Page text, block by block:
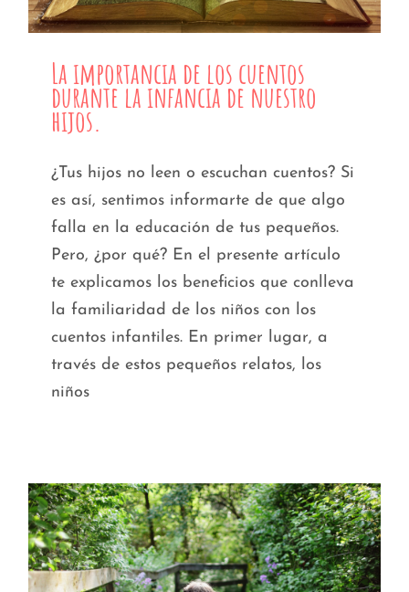
La importancia de los cuentos
durante la infancia de nuestro
hijos.
¿Tus hijos no leen o escuchan cuentos? Si
es así, sentimos informarte de que algo
falla en la educación de tus pequeños.
Pero, ¿por qué? En el presente artículo
te explicamos los beneficios que conlleva
la familiaridad de los niños con los
cuentos infantiles. En primer lugar, a
través de estos pequeños relatos, los
niños